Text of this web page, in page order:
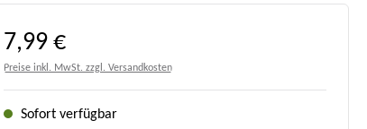
Regulärer Preis:
7,99 €
Preise inkl. MwSt. zzgl. Versandkosten
Sofort verfügbar